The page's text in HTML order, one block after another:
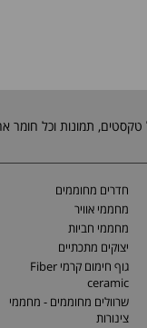
חדרים מחוממים
מחממי אוויר
מחממי חביות
יצוקים מתכתיים
גוף חימום קרמי Fiber
ceramic
שרוולים מחוממים - מחממי
צינורות